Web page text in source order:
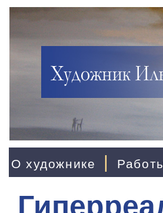
О художнике |